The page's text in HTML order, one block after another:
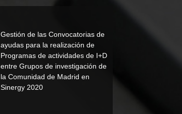
Gestión de las Convocatorias de
ayudas para la realización de
Programas de actividades de I+D
entre Grupos de investigación de
la Comunidad de Madrid en
Sinergy 2020